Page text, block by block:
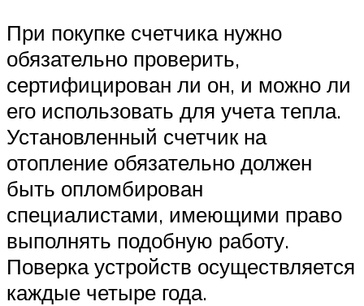
При покупке счетчика нужно
обязательно проверить,
сертифицирован ли он, и можно ли
его использовать для учета тепла.
Установленный счетчик на
отопление обязательно должен
быть опломбирован
специалистами, имеющими право
выполнять подобную работу.
Поверка устройств осуществляется
каждые четыре года.